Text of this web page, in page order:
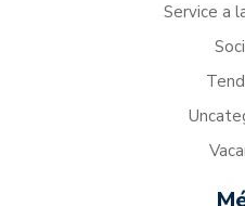
Service a